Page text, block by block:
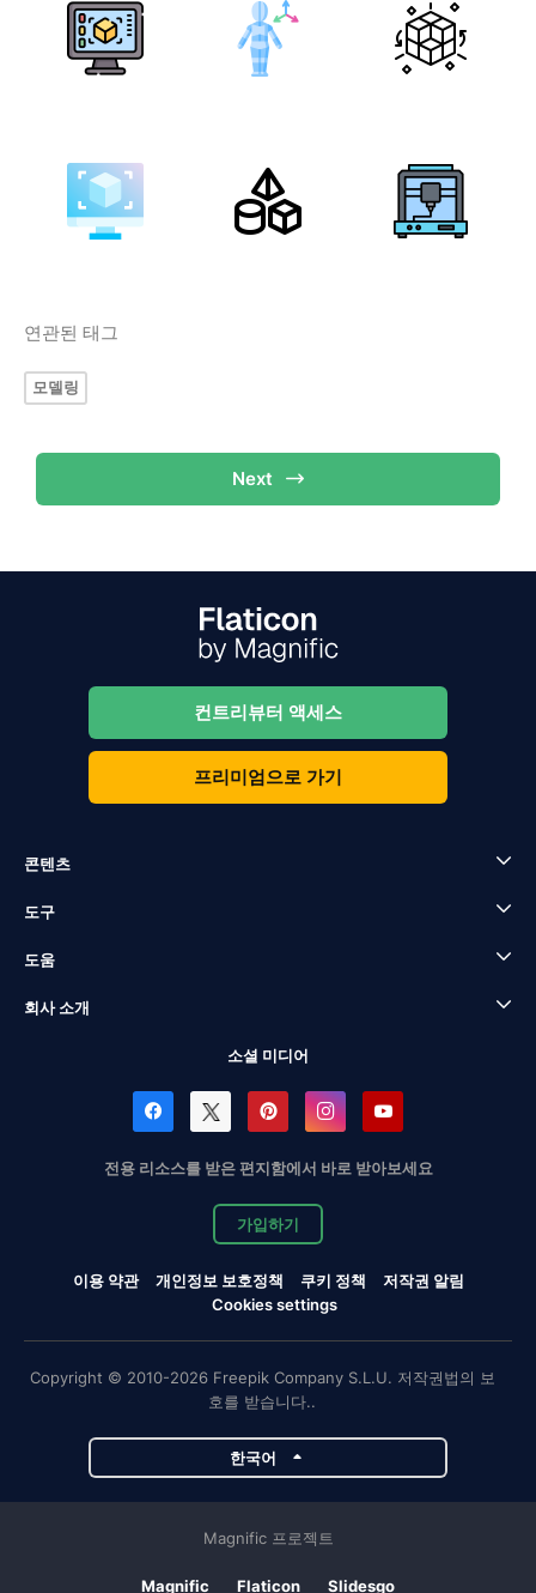
연관된 태그
모델링
Next
컨트리뷰터 액세스
프리미엄으로 가기
콘텐츠
도구
도움
회사 소개
소셜 미디어
전용 리소스를 받은 편지함에서 바로 받아보세요
가입하기
이용 약관 개인정보 보호정책 쿠키 정책
저작권 알림
Cookies settings
Copyright © 2010-2026 Freepik Company S.L.U. 저작권법의 보
호를 받습니다..
한국어
Magnific 프로젝트
Magnific Flaticon Slidesgo